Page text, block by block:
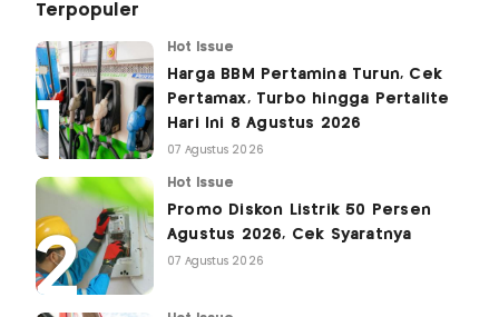
Terpopuler
Hot Issue
Harga BBM Pertamina Turun, Cek
Pertamax, Turbo hingga Pertalite
Hari Ini 8 Agustus 2026
07 Agustus 2026
Hot Issue
Promo Diskon Listrik 50 Persen
Agustus 2026, Cek Syaratnya
07 Agustus 2026